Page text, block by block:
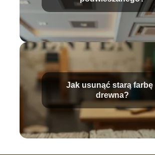
Jak usunąć starą farbę
drewna?